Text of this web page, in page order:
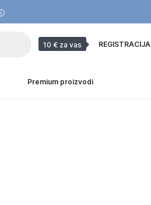
10 € za vas REGISTRACIJA
Premium proizvodi